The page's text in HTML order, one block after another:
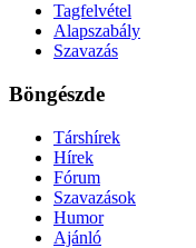
Tagfelvétel
Alapszabály
Szavazás
Böngészde
Társhírek
Hírek
Fórum
Szavazások
Humor
Ajánló